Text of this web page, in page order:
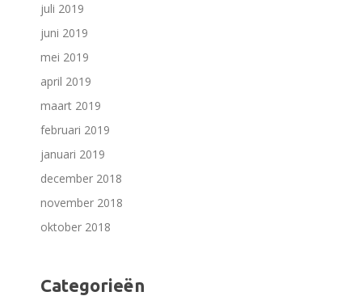
juli 2019
juni 2019
mei 2019
april 2019
maart 2019
februari 2019
januari 2019
december 2018
november 2018
oktober 2018
Categorieën